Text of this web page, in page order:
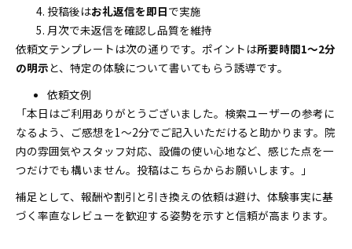
投稿後はお礼返信を即日で実施
月次で未返信を確認し品質を維持
依頼文テンプレートは次の通りです。ポイントは所要時間1〜2分
の明示と、特定の体験について書いてもらう誘導です。
依頼文例
「本日はご利用ありがとうございました。検索ユーザーの参考に
なるよう、ご感想を1〜2分でご記入いただけると助かります。院
内の雰囲気やスタッフ対応、設備の使い心地など、感じた点を一
つだけでも構いません。投稿はこちらからお願いします。」
補足として、報酬や割引と引き換えの依頼は避け、体験事実に基
づく率直なレビューを歓迎する姿勢を示すと信頼が高まります。